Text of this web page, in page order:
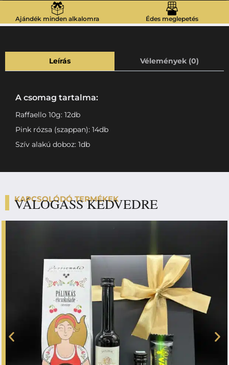
Ajándék minden alkalomra Édes meglepetés
Leírás Vélemények (0)
A csomag tartalma:
Raffaello 10g: 12db
Pink rózsa (szappan): 14db
Szív alakú doboz: 1db
KAPCSOLÓDÓ TERMÉKEK
VÁLOGASS KEDVEDRE